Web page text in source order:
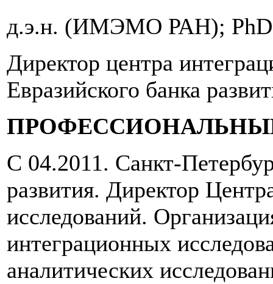
д.э.н. (ИМЭМО РАН); PhD.
Директор центра
Евразийского банка
С 04.2011. Санкт-
развития. Директор
исследований.
интеграционных
аналитических